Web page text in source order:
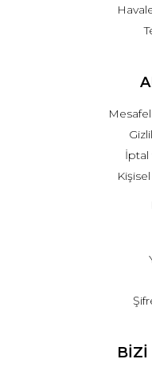
İptal
BİZİ